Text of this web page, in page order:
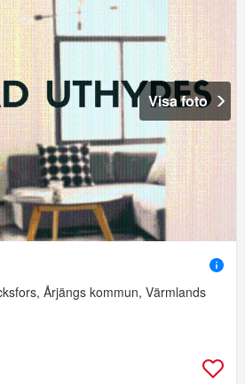
Visa foto
Årjängs kommun, Värmlands